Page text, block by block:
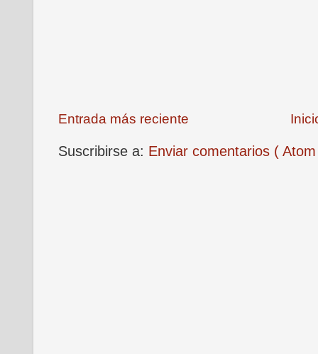
Entrada más reciente
Suscribirse a: Enviar comentarios (